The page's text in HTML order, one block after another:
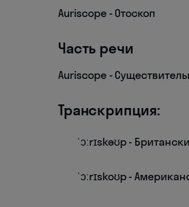
Auriscope - Отоскоп
Часть речи
Auriscope -
Транскрипция:
ˈɔːrɪskəʊp -
ˈɔːrɪskoʊp -